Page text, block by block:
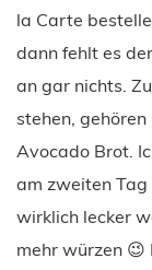
la Carte
dann fehlt es
an gar nichts.
stehen,
Avocado Brot.
am zweiten
wirklich lecker
mehr würzen